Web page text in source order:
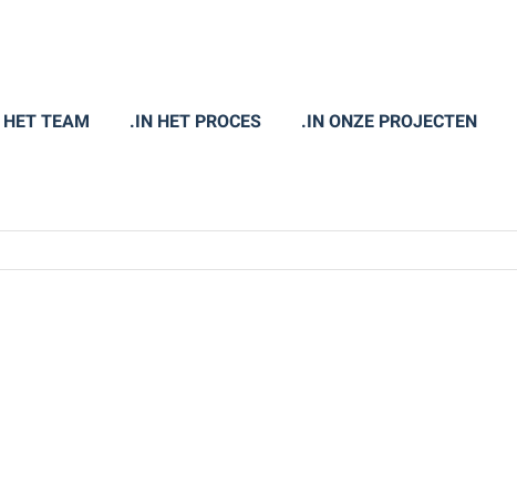
TEAM .IN HET PROCES .IN ONZE PROJECTEN